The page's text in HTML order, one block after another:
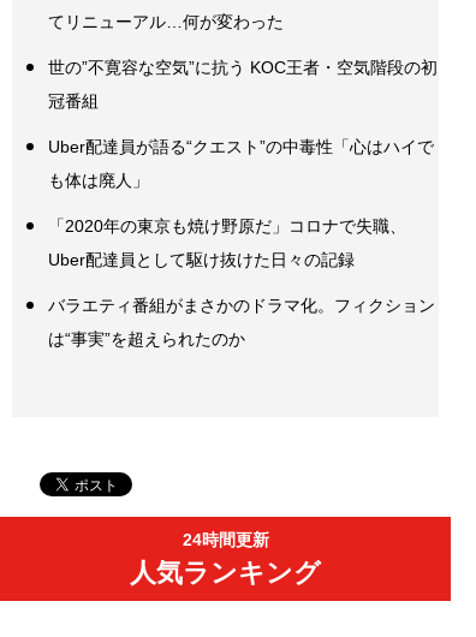
てリニューアル…何が変わった
世の”不寛容な空気”に抗う KOC王者・空気階段の初
冠番組
Uber配達員が語る“クエスト”の中毒性「心はハイで
も体は廃人」
「2020年の東京も焼け野原だ」コロナで失職、
Uber配達員として駆け抜けた日々の記録
バラエティ番組がまさかのドラマ化。フィクション
は“事実”を超えられたのか
24時間更新
人気ランキング